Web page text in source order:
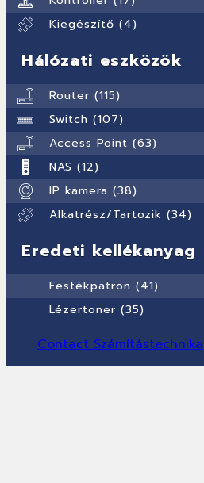
Kiegészítő (4)
Hálózati eszközök
Router (115)
Switch (107)
Access Point (63)
NAS (12)
IP kamera (38)
Alkatrész/Tartozik (34)
Eredeti kellékanyag
Festékpatron (41)
Lézertoner (35)
Contact Számítástechnika